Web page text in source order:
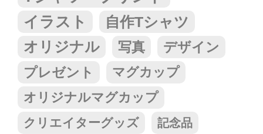
イラスト 自作Tシャツ
オリジナル 写真
デザイン
プレゼント
マグカップ
オリジナルマグカップ
クリエイターグッズ
記念品